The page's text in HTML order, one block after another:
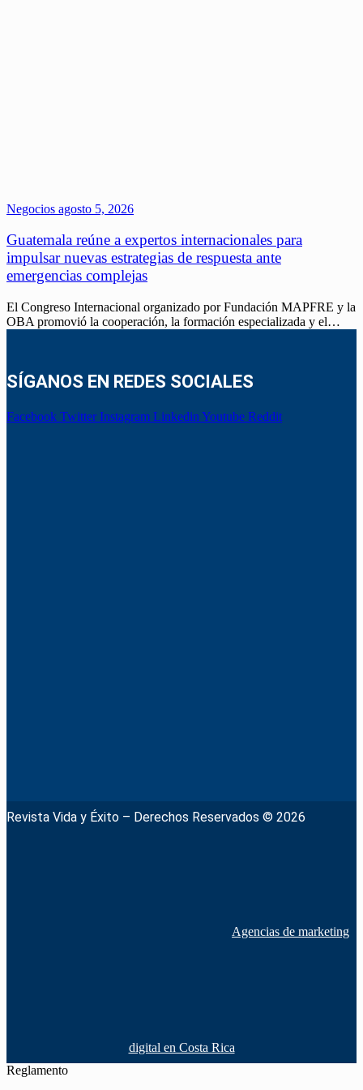
Negocios agosto 5, 2026
Guatemala reúne a expertos internacionales para
impulsar nuevas estrategias de respuesta ante
emergencias complejas
El Congreso Internacional organizado por Fundación MAPFRE y la
OBA promovió la cooperación, la formación especializada y el…
SÍGANOS EN REDES SOCIALES
Facebook Twitter Instagram Linkedin Youtube Reddit
Revista Vida y Éxito – Derechos Reservados © 2026
Agencias de marketing
digital en Costa Rica
Reglamento